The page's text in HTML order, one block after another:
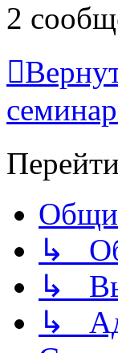
2
Перейти
↳
↳
↳